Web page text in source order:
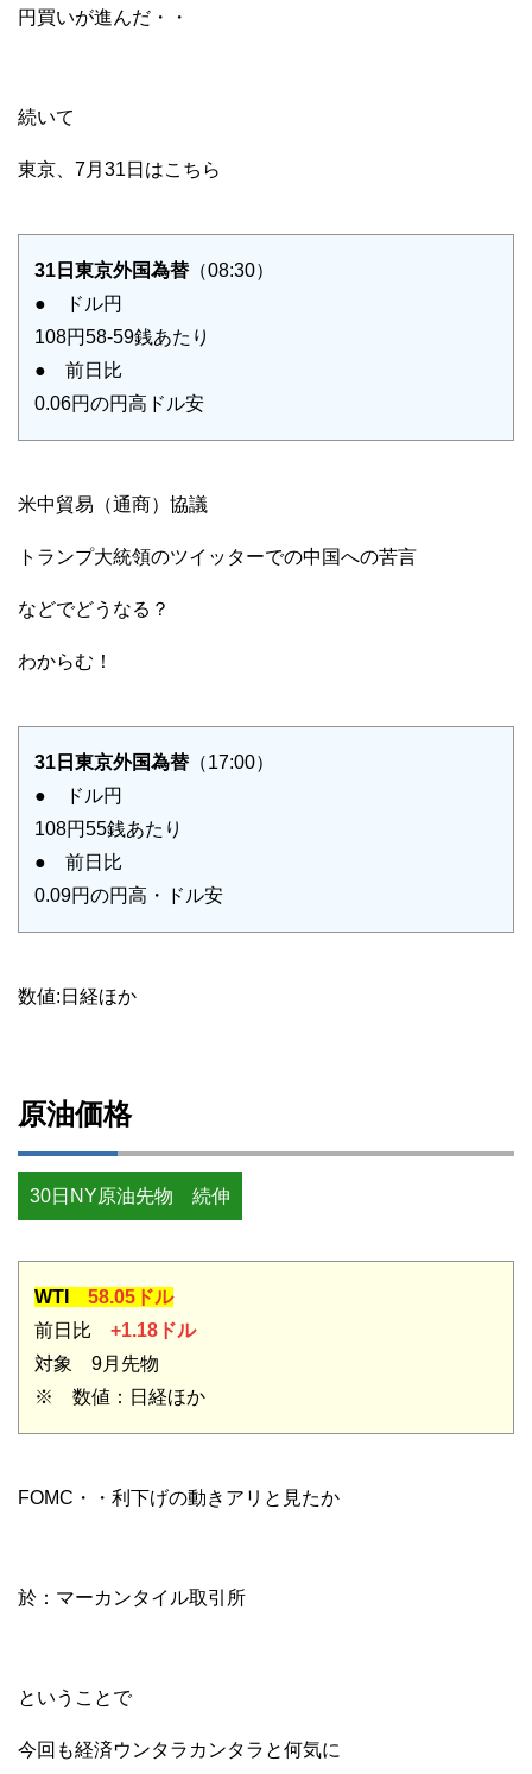
円買いが進んだ・・
続いて
東京、7月31日はこちら
31日東京外国為替（08:30）
● ドル円
108円58-59銭あたり
● 前日比
0.06円の円高ドル安
米中貿易（通商）協議
トランプ大統領のツイッターでの中国への苦言
などでどうなる？
わからむ！
31日東京外国為替（17:00）
● ドル円
108円55銭あたり
● 前日比
0.09円の円高・ドル安
数値:日経ほか
原油価格
30日NY原油先物 続伸
WTI 58.05ドル
前日比 +1.18ドル
対象 9月先物
※ 数値：日経ほか
FOMC・・利下げの動きアリと見たか
於：マーカンタイル取引所
ということで
今回も経済ウンタラカンタラと何気に